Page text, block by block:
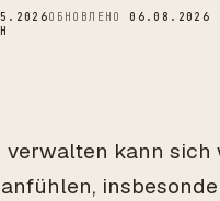
ОБНОВЛЕНО06.08.2026
verwalten kann sich